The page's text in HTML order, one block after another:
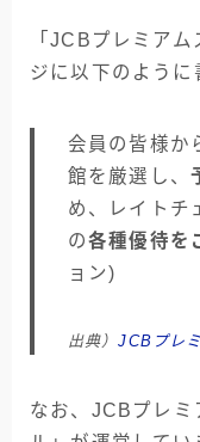
「JCBプレミア
ジに以下のように
会員の皆様か
館を厳選し、
め、レイトチ
の各種優待を
ョン)
出典）JCBプレ
なお、JCBプレミ